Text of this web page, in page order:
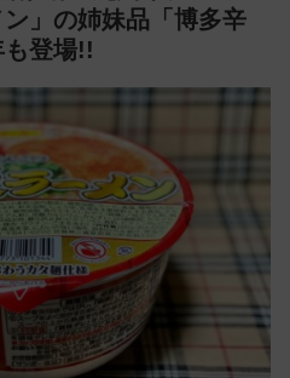
」の姉妹品「博多辛
も登場!!